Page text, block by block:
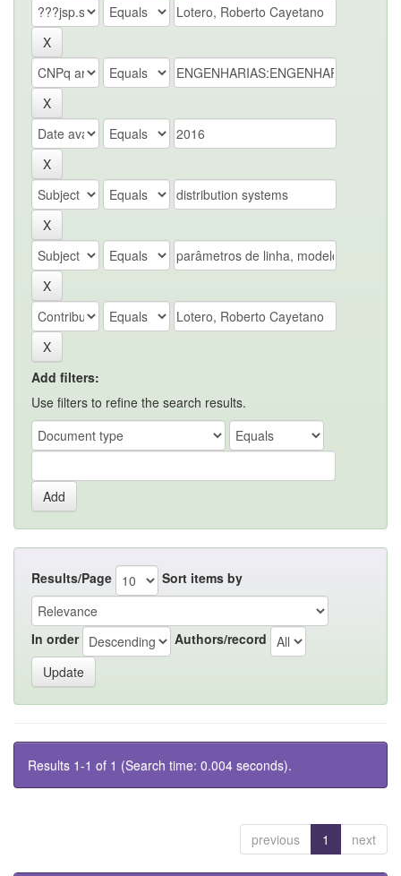
Add filters:
Use filters to refine the search results.
Results/Page Sort items by
In order Authors/record
Results 1-1 of 1 (Search time: 0.004 seconds).
previous 1 next